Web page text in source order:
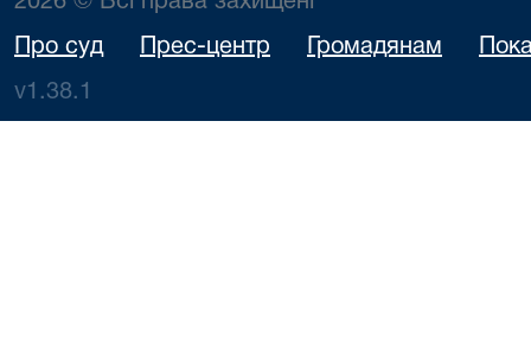
Про суд Прес-центр Громадянам
v1.38.1